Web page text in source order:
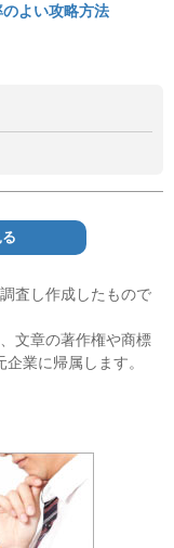
よい攻略方法
査し作成したもので
文章の著作権や商標
業に帰属します。